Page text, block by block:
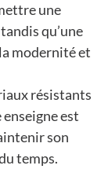
une
qu’une
modernité et
résistants
est
son
temps.